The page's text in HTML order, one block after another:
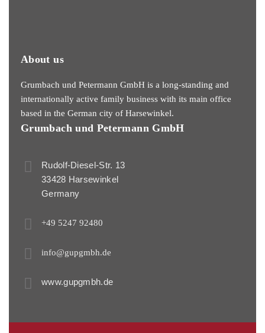
About us
Grumbach und Petermann GmbH is a long-standing and
internationally active family business with its main office
based in the German city of Harsewinkel.
Grumbach und Petermann GmbH
Rudolf-Diesel-Str. 13
33428 Harsewinkel
Germany
+49 5247 92480
info@gupgmbh.de
www.gupgmbh.de